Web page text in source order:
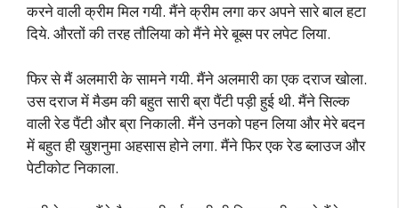
करने वाली क्रीम मिल गयी. मैंने क्रीम लगा कर अपने सारे बाल हटा
दिये. औरतों की तरह तौलिया को मैंने मेरे बूब्स पर लपेट लिया.
फिर से मैं अलमारी के सामने गयी. मैंने अलमारी का एक दराज खोला.
उस दराज में मैडम की बहुत सारी ब्रा पैंटी पड़ी हुई थी. मैंने सिल्क
वाली रेड पैंटी और ब्रा निकाली. मैंने उनको पहन लिया और मेरे बदन
में बहुत ही खुशनुमा अहसास होने लगा. मैंने फिर एक रेड ब्लाउज और
पेटीकोट निकाला.